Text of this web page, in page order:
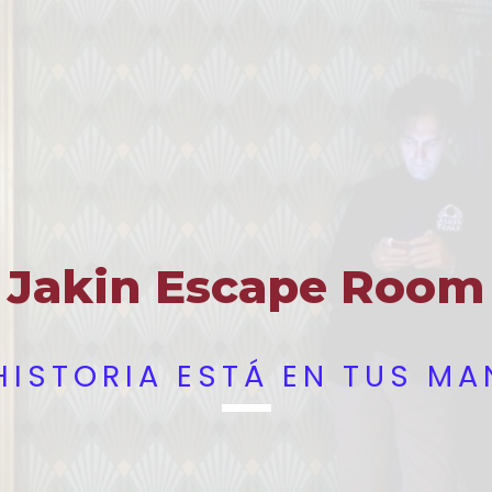
Jakin Escape Room
ESTÁ EN TUS